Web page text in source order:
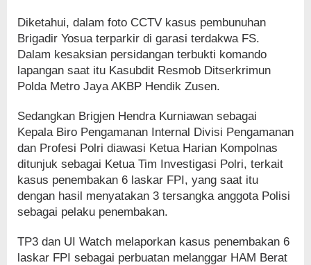
Diketahui, dalam foto CCTV kasus pembunuhan
Brigadir Yosua terparkir di garasi terdakwa FS.
Dalam kesaksian persidangan terbukti komando
lapangan saat itu Kasubdit Resmob Ditserkrimun
Polda Metro Jaya AKBP Hendik Zusen.
Sedangkan Brigjen Hendra Kurniawan sebagai
Kepala Biro Pengamanan Internal Divisi Pengamanan
dan Profesi Polri diawasi Ketua Harian Kompolnas
ditunjuk sebagai Ketua Tim Investigasi Polri, terkait
kasus penembakan 6 laskar FPI, yang saat itu
dengan hasil menyatakan 3 tersangka anggota Polisi
sebagai pelaku penembakan.
TP3 dan UI Watch melaporkan kasus penembakan 6
laskar FPI sebagai perbuatan melanggar HAM Berat